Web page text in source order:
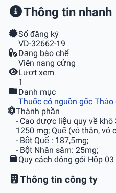
Thông tin nhanh
Số đăng ký
VD-32662-19
Dạng bào chế
Viên nang cứng
Lượt xem
1
Danh mục
Thuốc có nguồn gốc
Thành phần
- Cao dược liệu quy về
1250 mg; Quế (vỏ thân, vỏ
- Bột Quế : 187,5mg;
- Bột Nhân sâm: 25mg;
Quy cách đóng gói Hộp
Thông tin công ty